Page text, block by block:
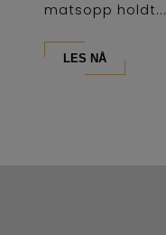
matsopp holdt...
LES NÅ